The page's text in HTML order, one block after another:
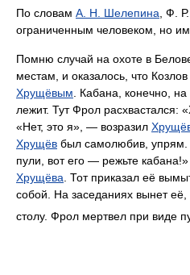
По словам А. Н. Шелепина , Ф.
ограниченным человеком, но
Помню случай на охоте в
местам, и оказалось, что
Хрущёвым . Кабана, конечно,
лежит. Тут Фрол расхвастался:
«Нет, это я», — возразил
Хрущёв был самолюбив, упрям.
пули, вот его — режьте
Хрущёва . Тот приказал её
собой. На заседаниях вынет её,
столу. Фрол мертвел при виде